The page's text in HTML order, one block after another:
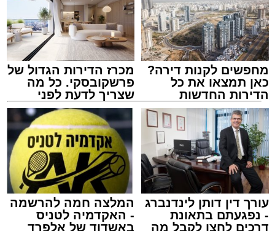
ארכיון משטרה
מערכת האתר / 09:43 09.08.26
מחפשים לקנות דירה?
כאן תמצאו את כל
הדירות החדשות
למכירה באשדוד >>>
מכרז הדירות הגדול של
פרשקובסקי. כל מה
שצריך לדעת לפני
שמגישים הצעה לדירה
באשדוד
עורך דין דותן לינדנברג
- נפגעתם בתאונת
דרכים לחצו לקבל מה
המלצה חמה להרשמה
- האקדמיה לטניס
באשדוד של אלפרד